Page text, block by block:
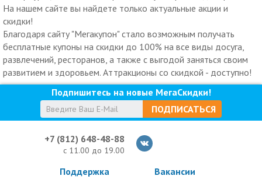
На нашем сайте вы найдете только актуальные акции и
скидки!
Благодаря сайту "Мегакупон" стало возможным получать
бесплатные купоны на скидки до 100% на все виды досуга,
развлечений, ресторанов, а также с выгодой заняться своим
развитием и здоровьем. Аттракционы со скидкой - доступно!
Подпишитесь на новые МегаСкидки!
ПОДПИСАТЬСЯ
+7 (812) 648-48-88
с 11.00 до 19.00
Поддержка
Вакансии